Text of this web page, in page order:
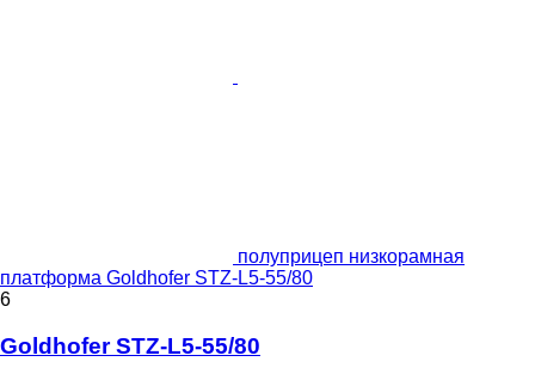
полуприцеп низкорамная
платформа Goldhofer STZ-L5-55/80
6
Goldhofer STZ-L5-55/80